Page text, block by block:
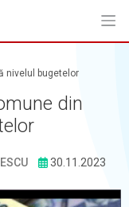
nivelul bugetelor
din
30.11.2023